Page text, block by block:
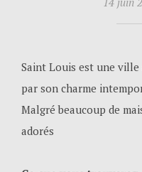
Saint Louis est une ville
par son charme
Malgré beaucoup de
adorés